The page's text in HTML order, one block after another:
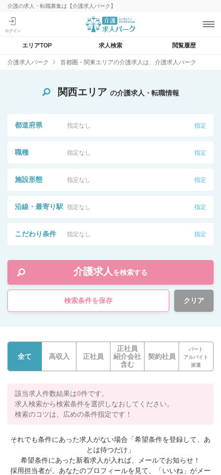
介護の求人・転職募集は【介護求人パーク】
エリアTOP 求人検索 閲覧履歴
介護求人パーク 首都圏・関東エリアの介護求人は、介護求人パーク
関西エリア の介護求人・転職情報
都道府県 指定なし 指定
職種 指定なし 指定
施設形態 指定なし 指定
沿線・最寄り駅 指定なし 指定
こだわり条件 指定なし 指定
介護求人 を検索する
検索条件を保存 クリア
全て 高収入 正社員
正社員
紹介会社
含む
契約社員
パート
アルバイト
派遣
該当求人件数結果は0件です。
求人検索から検索条件を選択しなおしてください。
検索のコツは、広めの条件指定です！
それでも条件にあった求人がない場合「希望条件を登録して、あ
とは待つだけ」
希望条件にあった新着求人が入れば、メールでお知らせ！
採用担当者が、あなたのプロフィールを見て、「いいね」がメー